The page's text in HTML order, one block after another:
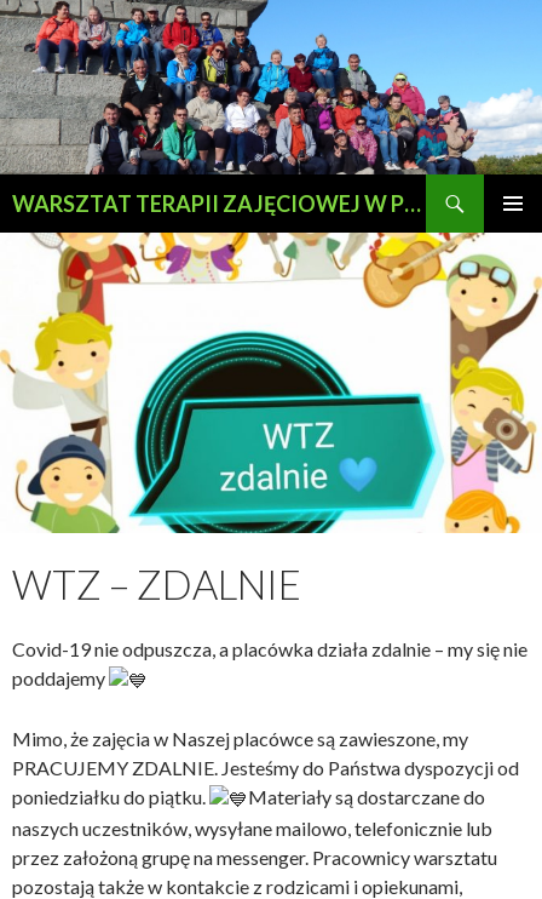
WARSZTAT TERAPII ZAJĘCIOWEJ W PRZEWOZIE
DO
TREŚCI
WTZ – ZDALNIE
Covid-19 nie odpuszcza, a placówka działa zdalnie – my się nie
poddajemy
Mimo, że zajęcia w Naszej placówce są zawieszone, my
PRACUJEMY ZDALNIE. Jesteśmy do Państwa dyspozycji od
poniedziałku do piątku.
Materiały są dostarczane do
naszych uczestników, wysyłane mailowo, telefonicznie lub
przez założoną grupę na messenger. Pracownicy warsztatu
pozostają także w kontakcie z rodzicami i opiekunami,